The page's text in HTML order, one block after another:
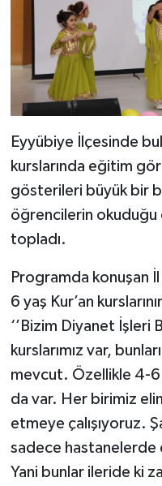
Eyyübiye İlçesinde
kurslarında eğitim
gösterileri büyük bir
öğrencilerin okuduğu
topladı.
Programda konuşan
6 yaş Kur’an
‘’Bizim Diyanet İşleri
kurslarımız var,
mevcut. Özellikle 4-6
da var. Her birimiz
etmeye çalışıyoruz.
sadece hastanelerde
Yani bunlar ileride ki